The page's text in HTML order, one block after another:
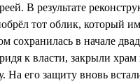
В результате
тот облик, который
сохранилась в начале
к власти, закрыли храм
На его защиту вновь